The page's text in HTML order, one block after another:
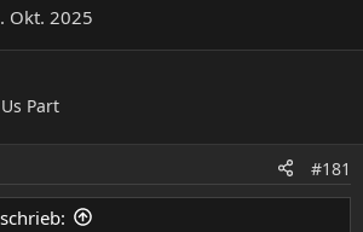
Okt. 2025
Part
#181